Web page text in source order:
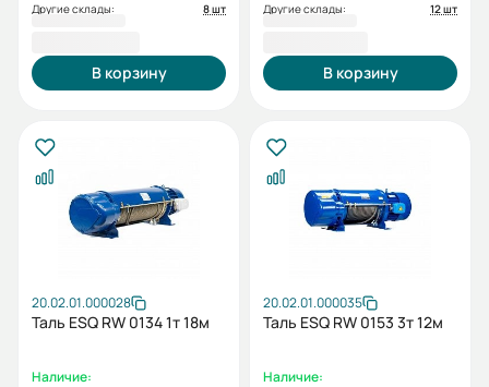
Другие склады:
8 шт
В корзину
Другие склады:
12 шт
В корзину
20.02.01.000028
Таль ESQ RW 0134 1т 18м
Наличие:
20.02.01.000035
Таль ESQ RW 0153 3т 12м
Наличие: